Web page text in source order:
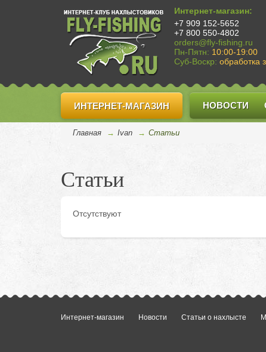
Интернет-магазин:
+7 909 152-5652
+7 800 550-4802
orders@fly-fishing.ru
Пн-Пятн: 10:00-19:00
Суб-Воскр: обработка
ИНТЕРНЕТ-МАГАЗИН НОВОСТИ
Главная → Ivan → Cтатьи
Статьи
Отсутствуют
Интернет-магазин Новости Статьи о нахлысте